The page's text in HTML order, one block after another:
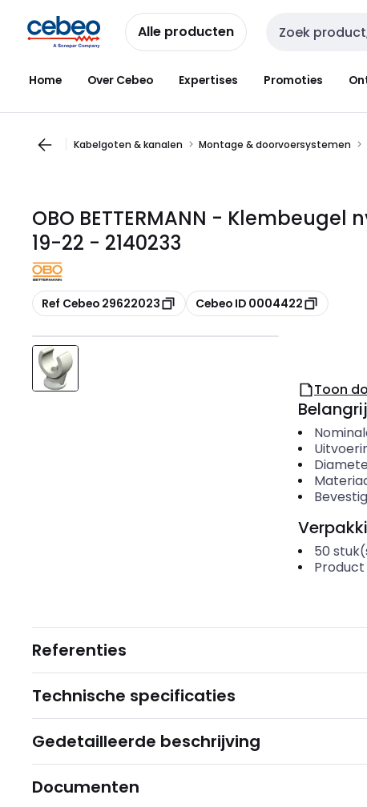
naar
navigatie
naar
inhoud
Alle producten Zoekveld invoer
Home Over Cebeo Expertises Promoties
Kabelgoten & kanalen Montage & doorvoersystemen
OBO BETTERMANN - Klembeugel
19-22 - 2140233
Kopiëren
Ref Cebeo 29622023 Kopiëren
Cebeo ID 0004422
Toon
50
Referenties
Technische specificaties
Gedetailleerde beschrijving
Documenten